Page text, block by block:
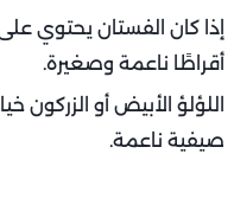
إذا كان الفستان يحتوي على
أقراطًا ناعمة وصغيرة.
اللؤلؤ الأبيض أو الزركون
صيفية ناعمة.